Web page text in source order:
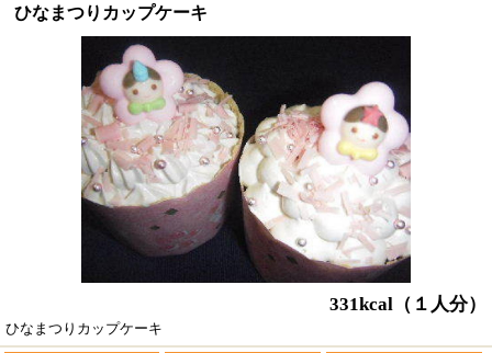
ひなまつりカップケーキ
331kcal （１人分）
ひなまつりカップケーキ